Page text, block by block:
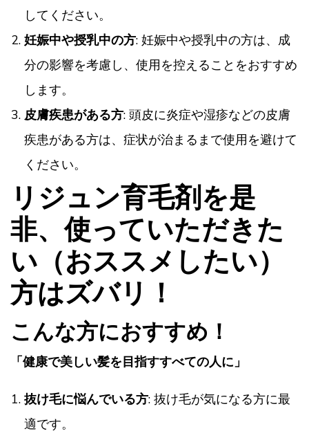
してください。
妊娠中や授乳中の方: 妊娠中や授乳中の方は、成
分の影響を考慮し、使用を控えることをおすすめ
します。
皮膚疾患がある方: 頭皮に炎症や湿疹などの皮膚
疾患がある方は、症状が治まるまで使用を避けて
ください。
リジュン育毛剤を是
非、使っていただきた
い（おススメしたい）
方はズバリ！
こんな方におすすめ！
「健康で美しい髪を目指すすべての人に」
抜け毛に悩んでいる方: 抜け毛が気になる方に最
適です。